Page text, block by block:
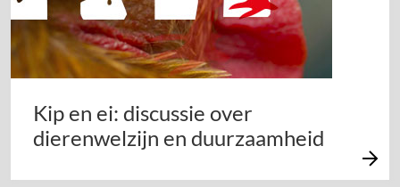
Kip en ei: discussie over
dierenwelzijn en duurzaamheid